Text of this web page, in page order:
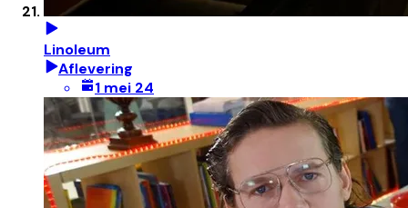
Linoleum
Aflevering
1 mei 24